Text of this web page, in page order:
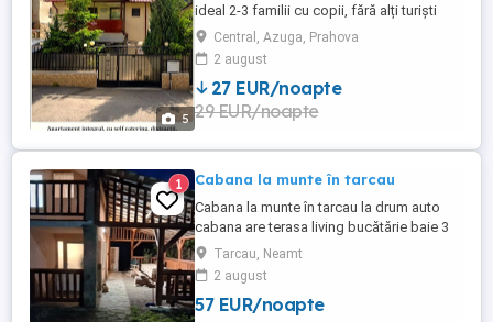
5
ideal 2-3 familii cu copii, fără alți turiști
cazați. DOTĂRI SELF CATERING: bucătărie
complet utilată, curte cu terasă, foișor
închis, grătar, ceaun, barbeque, leagăn,
hamac, trambulină, etc... DISTRACȚIE:
Masă de biliard, jocuri pt cei mari și mici,
Central, Azuga, Prahova
2 august
27 EUR/noapte
29 EUR/noapte
1 Cabana la munte în tarcau
Cabana la munte în tarcau la drum auto
cabana are terasa living bucătărie baie 3
dormitoare tel. o735887o93
Tarcau, Neamt
2 august
57 EUR/noapte